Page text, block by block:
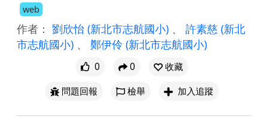
web
作者： 劉欣怡 (新北市志航國小) 、 許素慈 (新北
市志航國小) 、 鄭伊伶 (新北市志航國小)
0 0
收藏
問題回報
檢舉 加入追蹤